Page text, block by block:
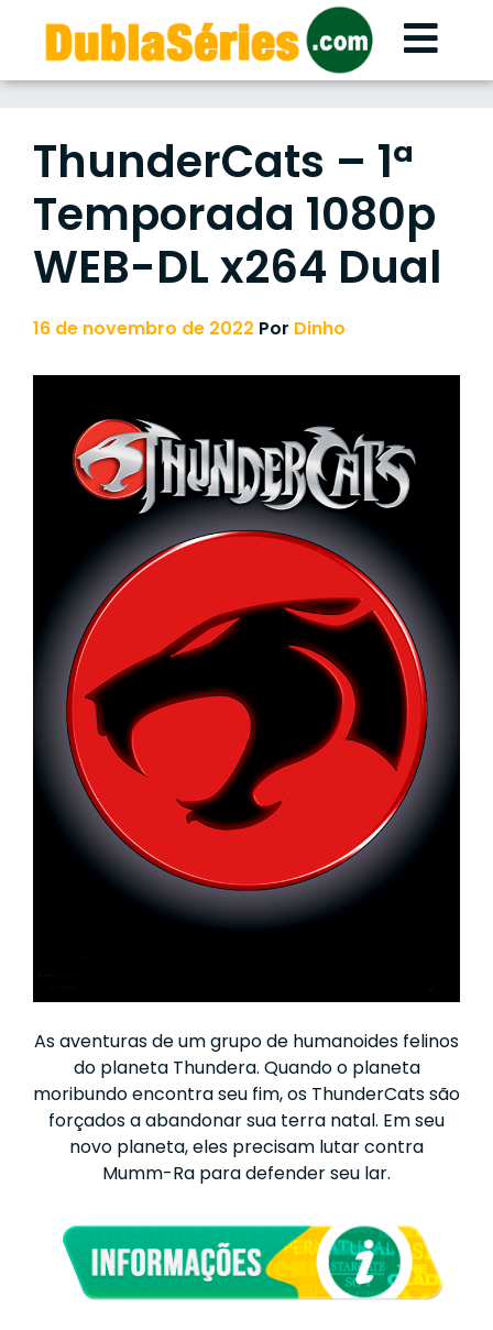
content
ThunderCats – 1ª
Temporada 1080p
WEB-DL x264 Dual
16 de novembro de 2022 Por Dinho
As aventuras de um grupo de humanoides felinos
do planeta Thundera. Quando o planeta
moribundo encontra seu fim, os ThunderCats são
forçados a abandonar sua terra natal. Em seu
novo planeta, eles precisam lutar contra
Mumm-Ra para defender seu lar.